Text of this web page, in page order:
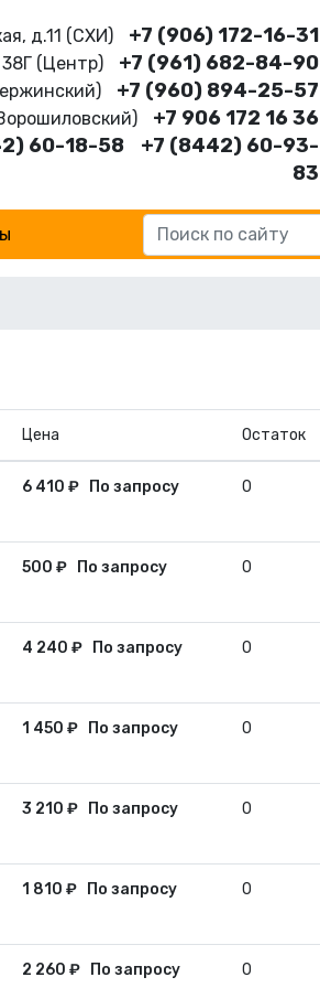
д.11 (CХИ) +7 (906) 172-16-31
38Г (Центр) +7 (961) 682-84-90
+7 (960) 894-25-57
+7 906 172 16 36
60-18-58
+7 (8442) 60-93-
83
Цена Остаток
6 410 ₽ По запросу 0
500 ₽ По запросу 0
4 240 ₽ По запросу 0
1 450 ₽ По запросу 0
3 210 ₽ По запросу 0
1 810 ₽ По запросу 0
2 260 ₽ По запросу 0